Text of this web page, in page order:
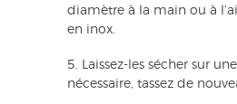
diamètre à la main ou à
en inox.
5. Laissez-les sécher sur
nécessaire, tassez de